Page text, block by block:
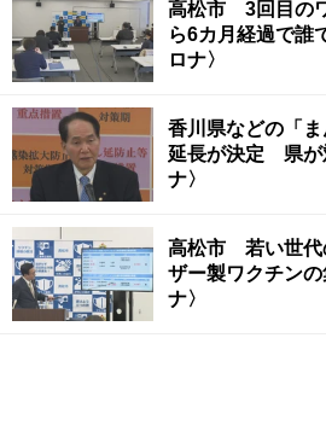
高松市 3回目の
ら6カ月経過で誰
ロナ〉
香川県などの「
延長が決定 県が
ナ〉
高松市 若い世
ザー製ワクチン
ナ〉